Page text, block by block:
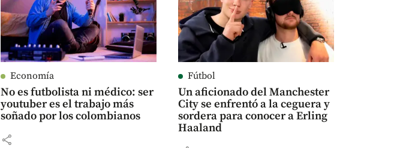
Economía
No es futbolista ni médico: ser
youtuber es el trabajo más
soñado por los colombianos
share
Fútbol
Un aficionado del Manchester
City se enfrentó a la ceguera y
sordera para conocer a Erling
Haaland